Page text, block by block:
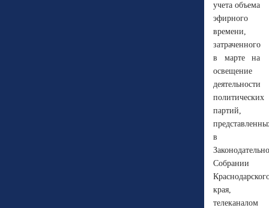
учета объема
эфирного
времени,
затраченного
в марте на
освещение
деятельности
политических
партий,
в
Собрании
края,
телеканалом